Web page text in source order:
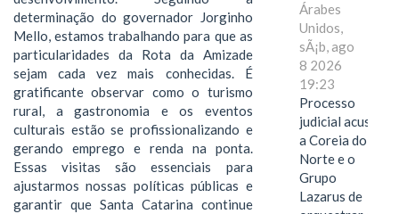
determinação do governador Jorginho
Mello, estamos trabalhando para que as
particularidades da Rota da Amizade
sejam cada vez mais conhecidas. É
gratificante observar como o turismo
rural, a gastronomia e os eventos
culturais estão se profissionalizando e
gerando emprego e renda na ponta.
Essas visitas são essenciais para
ajustarmos nossas políticas públicas e
garantir que Santa Catarina continue
Árabes
Unidos,
sÃ¡b, ago
8 2026
19:23
Processo
judicial acusa
a Coreia do
Norte e o
Grupo
Lazarus de